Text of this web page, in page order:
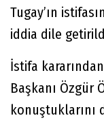
Tugay’ın
iddia dile
İstifa
Başkanı Özgür
konuştuklarını